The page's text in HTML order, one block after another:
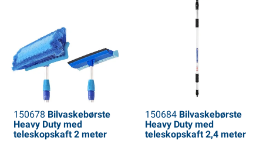
150678 Bilvaskebørste
Heavy Duty med
teleskopskaft 2 meter
150684Bilvaskebørste
Heavy Duty med
teleskopskaft 2,4 meter